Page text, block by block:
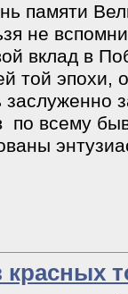
памяти
не
вклад в
той эпохи,
по всему